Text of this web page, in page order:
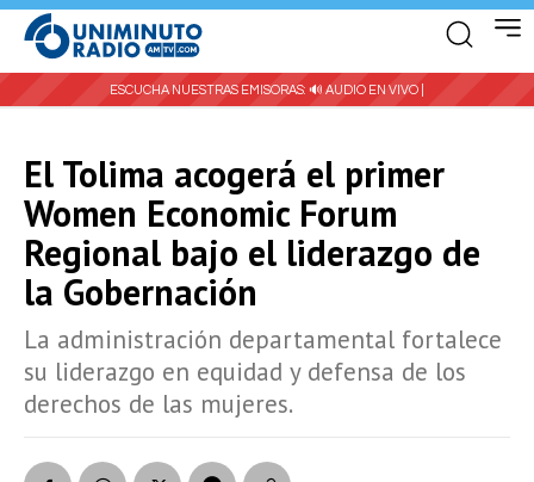
ESCUCHA NUESTRAS EMISORAS: 🔊 AUDIO EN VIVO |
El Tolima acogerá el primer
Women Economic Forum
Regional bajo el liderazgo de
la Gobernación
La administración departamental fortalece
su liderazgo en equidad y defensa de los
derechos de las mujeres.